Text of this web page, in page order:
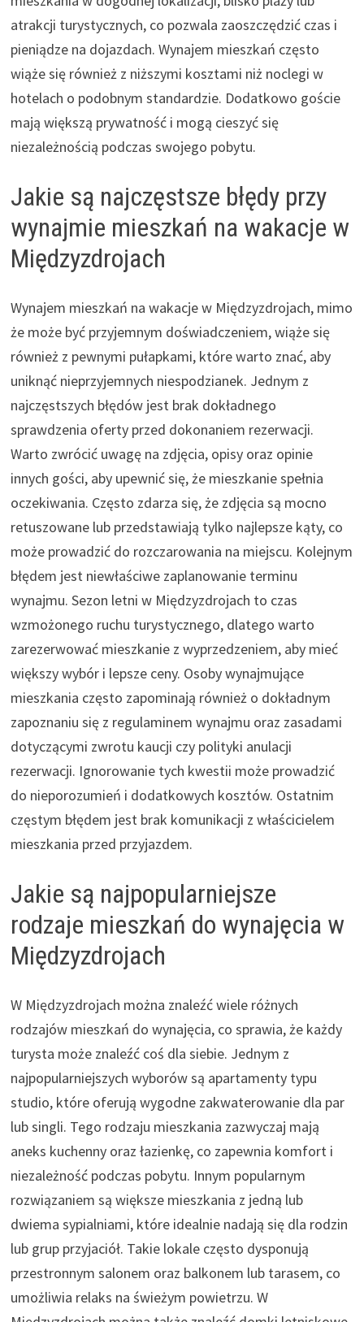
atrakcji turystycznych, co pozwala zaoszczędzić czas i
pieniądze na dojazdach. Wynajem mieszkań często
wiąże się również z niższymi kosztami niż noclegi w
hotelach o podobnym standardzie. Dodatkowo goście
mają większą prywatność i mogą cieszyć się
niezależnością podczas swojego pobytu.
Jakie są najczęstsze błędy przy
wynajmie mieszkań na wakacje w
Międzyzdrojach
Wynajem mieszkań na wakacje w Międzyzdrojach, mimo
że może być przyjemnym doświadczeniem, wiąże się
również z pewnymi pułapkami, które warto znać, aby
uniknąć nieprzyjemnych niespodzianek. Jednym z
najczęstszych błędów jest brak dokładnego
sprawdzenia oferty przed dokonaniem rezerwacji.
Warto zwrócić uwagę na zdjęcia, opisy oraz opinie
innych gości, aby upewnić się, że mieszkanie spełnia
oczekiwania. Często zdarza się, że zdjęcia są mocno
retuszowane lub przedstawiają tylko najlepsze kąty, co
może prowadzić do rozczarowania na miejscu. Kolejnym
błędem jest niewłaściwe zaplanowanie terminu
wynajmu. Sezon letni w Międzyzdrojach to czas
wzmożonego ruchu turystycznego, dlatego warto
zarezerwować mieszkanie z wyprzedzeniem, aby mieć
większy wybór i lepsze ceny. Osoby wynajmujące
mieszkania często zapominają również o dokładnym
zapoznaniu się z regulaminem wynajmu oraz zasadami
dotyczącymi zwrotu kaucji czy polityki anulacji
rezerwacji. Ignorowanie tych kwestii może prowadzić
do nieporozumień i dodatkowych kosztów. Ostatnim
częstym błędem jest brak komunikacji z właścicielem
mieszkania przed przyjazdem.
Jakie są najpopularniejsze
rodzaje mieszkań do wynajęcia w
Międzyzdrojach
W Międzyzdrojach można znaleźć wiele różnych
rodzajów mieszkań do wynajęcia, co sprawia, że każdy
turysta może znaleźć coś dla siebie. Jednym z
najpopularniejszych wyborów są apartamenty typu
studio, które oferują wygodne zakwaterowanie dla par
lub singli. Tego rodzaju mieszkania zazwyczaj mają
aneks kuchenny oraz łazienkę, co zapewnia komfort i
niezależność podczas pobytu. Innym popularnym
rozwiązaniem są większe mieszkania z jedną lub
dwiema sypialniami, które idealnie nadają się dla rodzin
lub grup przyjaciół. Takie lokale często dysponują
przestronnym salonem oraz balkonem lub tarasem, co
umożliwia relaks na świeżym powietrzu. W